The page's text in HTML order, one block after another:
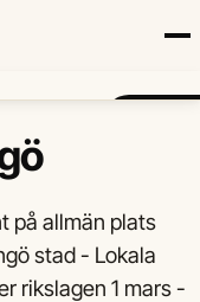
på allmän plats
stad - Lokala
rikslagen 1 mars -